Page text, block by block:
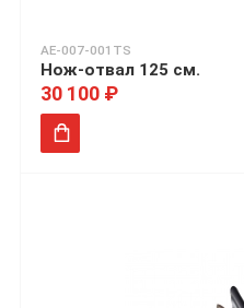
AE-007-001TS
Нож-отвал 125 см.
30 100 ₽